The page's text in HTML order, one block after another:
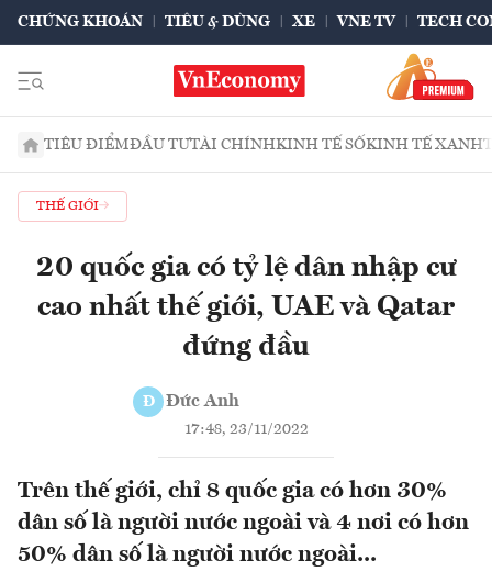
CHỨNG KHOÁN TIÊU & DÙNG XE VNE TV TECH
TIÊU ĐIỂMĐẦU TƯTÀI CHÍNHKINH TẾ SỐKINH TẾ XANH
THẾ GIỚI
20 quốc gia có tỷ lệ dân nhập cư
cao nhất thế giới, UAE và Qatar
đứng đầu
Đ Đức Anh
17:48, 23/11/2022
Trên thế giới, chỉ 8 quốc gia có hơn 30%
dân số là người nước ngoài và 4 nơi có hơn
50% dân số là người nước ngoài...